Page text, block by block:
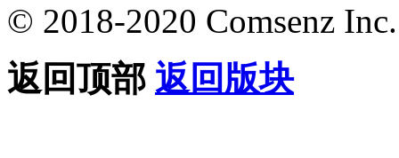
© 2018-2020 Comsenz Inc.
返回顶部 返回版块